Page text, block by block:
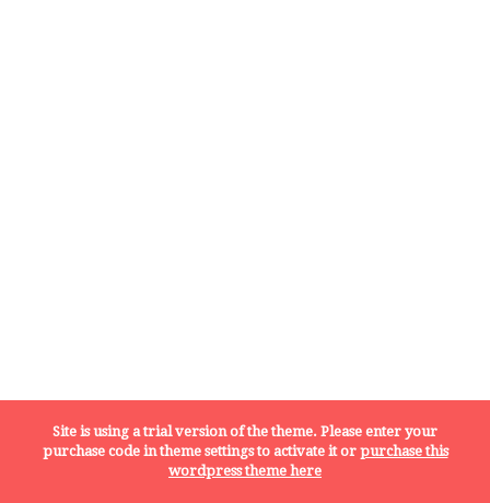
Site is using a trial version of the theme. Please enter your
purchase code in theme settings to activate it or purchase this
wordpress theme here